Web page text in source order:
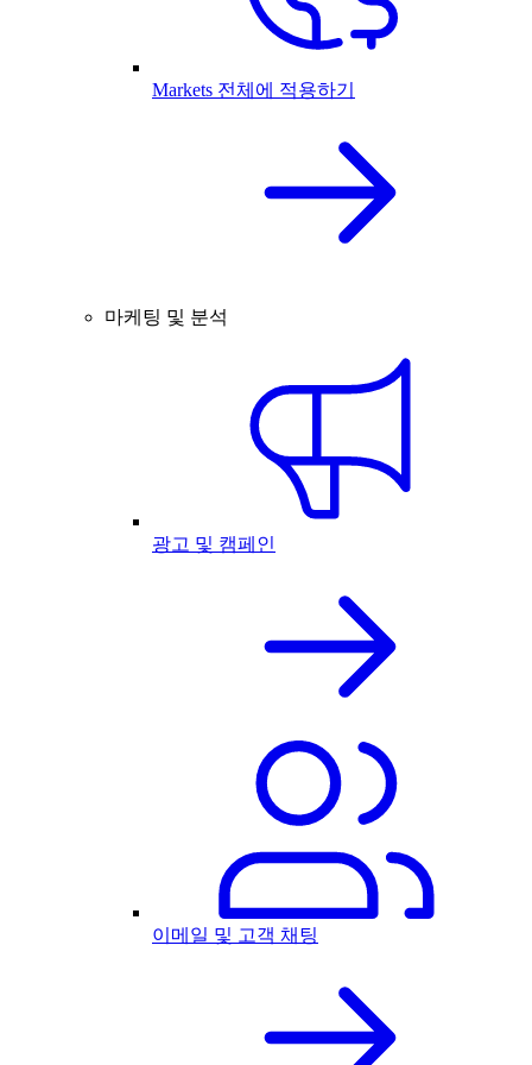
Markets 전체에 적용하기
마케팅 및 분석
광고 및 캠페인
이메일 및 고객 채팅